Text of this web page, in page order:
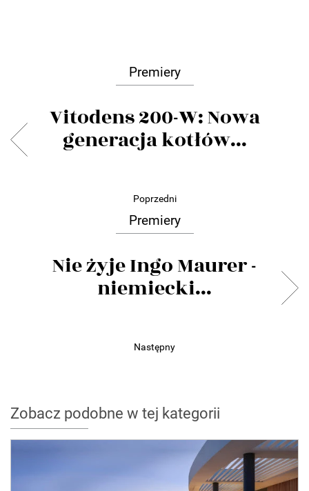
Premiery
Vitodens 200-W: Nowa
generacja kotłów...
Poprzedni
Premiery
Nie żyje Ingo Maurer -
niemiecki...
Następny
Zobacz podobne w tej kategorii